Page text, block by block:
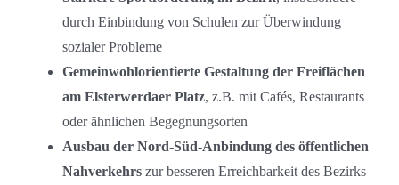
durch Einbindung von Schulen zur Überwindung
sozialer Probleme
Gemeinwohlorientierte Gestaltung der Freiflächen
am Elsterwerdaer Platz, z.B. mit Cafés, Restaurants
oder ähnlichen Begegnungsorten
Ausbau der Nord-Süd-Anbindung des öffentlichen
Nahverkehrs zur besseren Erreichbarkeit des Bezirks